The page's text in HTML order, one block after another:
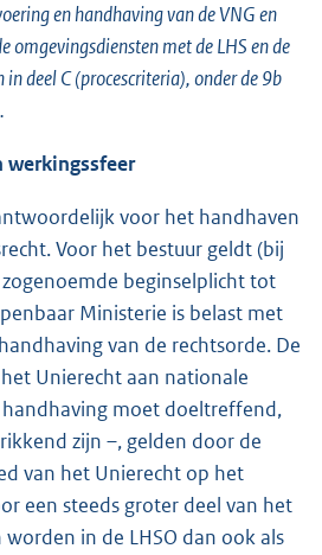
en handhaving van de VNG en
omgevingsdiensten met de LHS en de
in deel C (procescriteria), onder de 9b
.
werkingssfeer
voor het handhaven
Voor het bestuur geldt (bij
beginselplicht tot
Ministerie is belast met
van de rechtsorde. De
Unierecht aan nationale
moet doeltreffend,
zijn –, gelden door de
van het Unierecht op het
een steeds groter deel van het
in de LHSO dan ook als